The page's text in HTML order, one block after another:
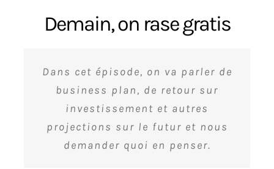
Demain, on rase gratis
Dans cet épisode, on va parler de
business plan, de retour sur
investissement et autres
projections sur le futur et nous
demander quoi en penser.